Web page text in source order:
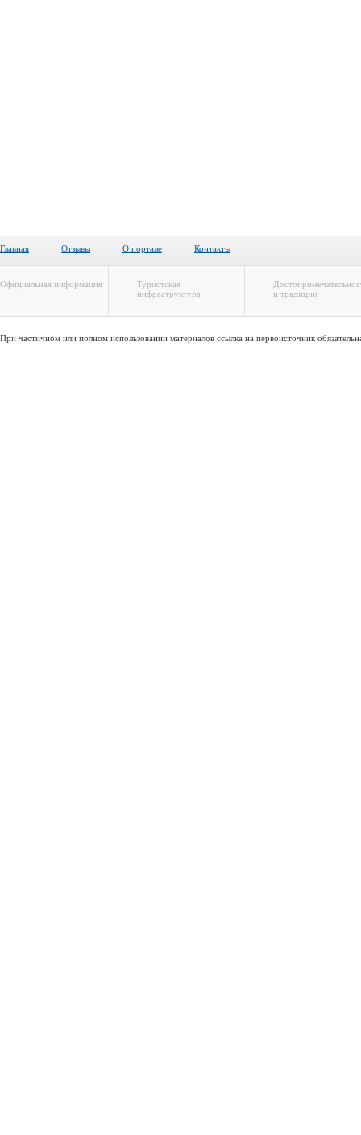
Главная Отзывы О портале Контакты
Официальная информация
Туристская
инфраструктура
и традиции
При частичном или полном использовании материалов ссылка на первоисточник